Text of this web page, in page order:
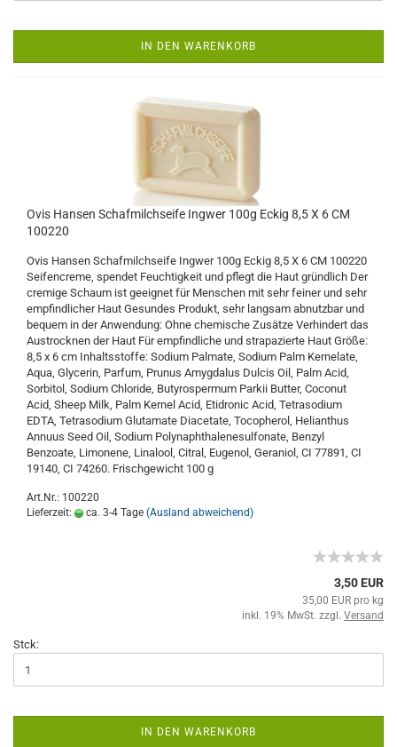
IN DEN WARENKORB
Ovis Hansen Schafmilchseife Ingwer 100g Eckig 8,5 X 6 CM
100220
Ovis Hansen Schafmilchseife Ingwer 100g Eckig 8,5 X 6 CM 100220
Seifencreme, spendet Feuchtigkeit und pflegt die Haut gründlich Der
cremige Schaum ist geeignet für Menschen mit sehr feiner und sehr
empfindlicher Haut Gesundes Produkt, sehr langsam abnutzbar und
bequem in der Anwendung: Ohne chemische Zusätze Verhindert das
Austrocknen der Haut Für empfindliche und strapazierte Haut Größe:
8,5 x 6 cm Inhaltsstoffe: Sodium Palmate, Sodium Palm Kernelate,
Aqua, Glycerin, Parfum, Prunus Amygdalus Dulcis Oil, Palm Acid,
Sorbitol, Sodium Chloride, Butyrospermum Parkii Butter, Coconut
Acid, Sheep Milk, Palm Kernel Acid, Etidronic Acid, Tetrasodium
EDTA, Tetrasodium Glutamate Diacetate, Tocopherol, Helianthus
Annuus Seed Oil, Sodium Polynaphthalenesulfonate, Benzyl
Benzoate, Limonene, Linalool, Citral, Eugenol, Geraniol, CI 77891, CI
19140, CI 74260. Frischgewicht 100 g
Art.Nr.: 100220
Lieferzeit:
ca. 3-4 Tage (Ausland abweichend)
3,50 EUR
35,00 EUR pro kg
inkl. 19% MwSt. zzgl. Versand
Stck:
IN DEN WARENKORB